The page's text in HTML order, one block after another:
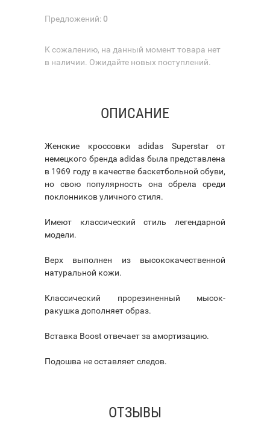
Предложений:0
К сожалению, на данный момент товара нет
в наличии. Ожидайте новых поступлений.
ОПИСАНИЕ
Женские кроссовки adidas Superstar от
немецкого бренда adidas была представлена
в 1969 году в качестве баскетбольной обуви,
но свою популярность она обрела среди
поклонников уличного стиля.
Имеют классический стиль легендарной
модели.
Верх выполнен из высококачественной
натуральной кожи.
Классический прорезиненный мысок-
ракушка дополняет образ.
Вставка Boost отвечает за амортизацию.
Подошва не оставляет следов.
ОТЗЫВЫ